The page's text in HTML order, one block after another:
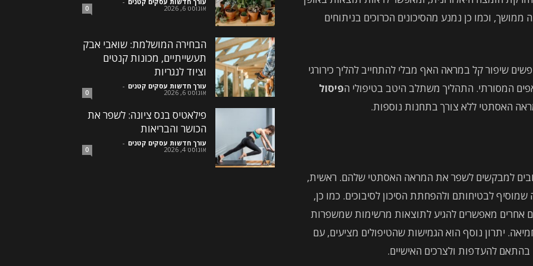
ממושך, וכמו כן נמנע מהסיכונים הכרוכים בניתוחים
שיפור קל במראה האף מבלי להתחייב להליך כירורגי
המסורתי. התהליך משתלב היטב בטיפולי הפיסול
האסתטי ללא צורך בתחנות נוספות.
למבקשים לשפר את המראה האסתטי שלהם. ראשית,
לבטיחותם ולהפחתת הסיכון לסיבוכים. כמו כן,
אחרים מאפשרים להגיע לתוצאות מרשימות שמשפרות
יתרון נוסף הוא הגמישות שהטיפולים מציעים, עם
בהתאם להעדפות ולצרכים האישיים.
אוגוסט 6, 2026 0
הבחירה המושלמת: שואבי אבק
תעשייתיים, מכונות קנטים
וציוד לנגריות
עורך חדשות עסקים קטנים -
אוגוסט 6, 2026 0
פילאטיס בנס ציונה: לשפר את
הכושר והבריאות
עורך חדשות עסקים קטנים -
אוגוסט 4, 2026 0